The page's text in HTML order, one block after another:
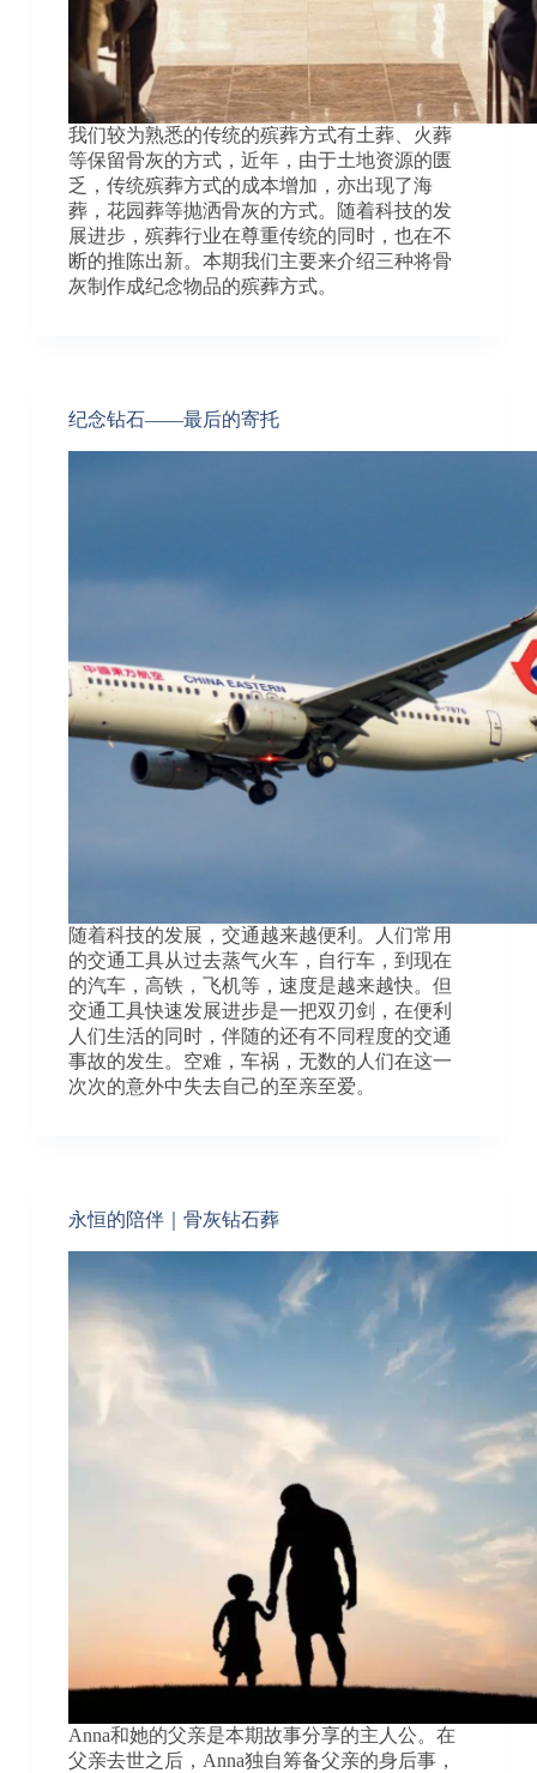
我们较为熟悉的传统的殡葬方式有土葬、火葬
等保留骨灰的方式，近年，由于土地资源的匮
乏，传统殡葬方式的成本增加，亦出现了海
葬，花园葬等抛洒骨灰的方式。随着科技的发
展进步，殡葬行业在尊重传统的同时，也在不
断的推陈出新。本期我们主要来介绍三种将骨
灰制作成纪念物品的殡葬方式。
纪念钻石——最后的寄托
随着科技的发展，交通越来越便利。人们常用
的交通工具从过去蒸气火车，自行车，到现在
的汽车，高铁，飞机等，速度是越来越快。但
交通工具快速发展进步是一把双刃剑，在便利
人们生活的同时，伴随的还有不同程度的交通
事故的发生。空难，车祸，无数的人们在这一
次次的意外中失去自己的至亲至爱。
永恒的陪伴｜骨灰钻石葬
Anna和她的父亲是本期故事分享的主人公。在
父亲去世之后，Anna独自筹备父亲的身后事，